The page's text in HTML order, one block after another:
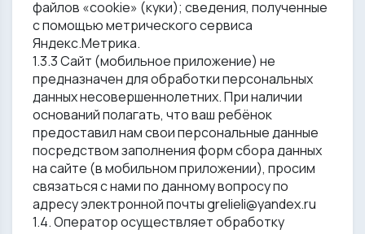
файлов «cookie» (куки); сведения, полученные
с помощью метрического сервиса
Яндекс.Метрика.
1.3.3 Сайт (мобильное приложение) не
предназначен для обработки персональных
данных несовершеннолетних. При наличии
оснований полагать, что ваш ребёнок
предоставил нам свои персональные данные
посредством заполнения форм сбора данных
на сайте (в мобильном приложении), просим
связаться с нами по данному вопросу по
адресу электронной почты grelieli@yandex.ru
1.4. Оператор осуществляет обработку